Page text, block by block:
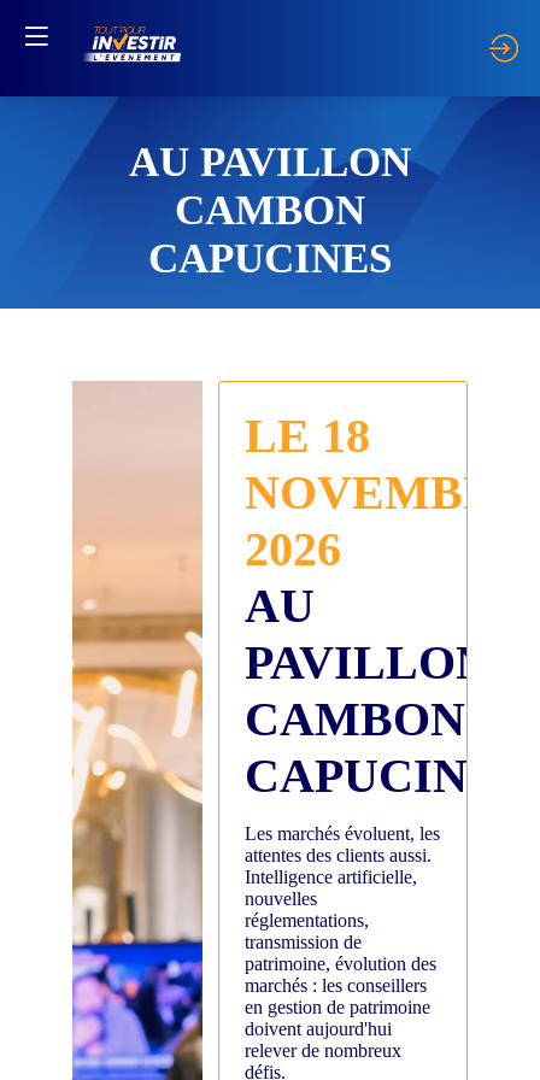
AU PAVILLON
CAMBON
CAPUCINES
LE 18
NOVEMBRE
2026
AU
PAVILLON
CAMBON
CAPUCINES
Les marchés évoluent, les
attentes des clients aussi.
Intelligence artificielle,
nouvelles
réglementations,
transmission de
patrimoine, évolution des
marchés : les conseillers
en gestion de patrimoine
doivent aujourd'hui
relever de nombreux
défis.